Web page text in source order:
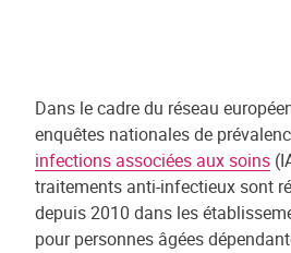
Dans le cadre du réseau
enquêtes nationales de
infections associées aux soins
traitements anti-infectieux sont
depuis 2010 dans les
pour personnes âgées